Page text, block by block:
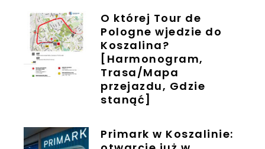
O której Tour de
Pologne wjedzie do
Koszalina?
[Harmonogram,
Trasa/Mapa
przejazdu, Gdzie
stanąć]
Primark w Koszalinie: